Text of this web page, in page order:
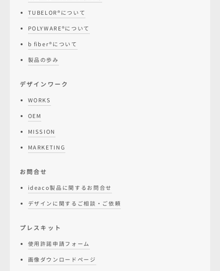
TUBELOR®について
POLYWARE®について
b fiber®について
製品の歩み
デザインワーク
WORKS
OEM
MISSION
MARKETING
お問合せ
ideaco製品に関するお問合せ
デザインに関するご相談・ご依頼
プレスキット
使用許諾申請フォーム
画像ダウンロードページ